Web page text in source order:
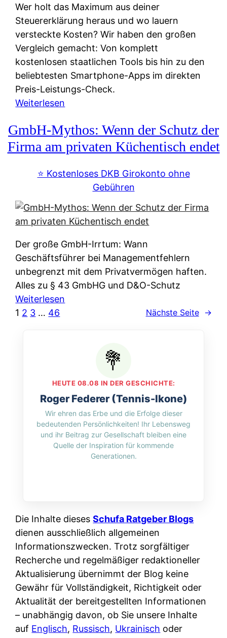
u
n
f
t
e
i
e
W
e
r
s
i
c
h
e
t
n
w
i
r
h
t
e
m
M
I
R
:
W
e
u
d
n
w
l
c
h
e
n
r
n
f
u
n
i
e
r
e
n
r
u
s
s
Wer holt das Maximum aus deiner
Steuererklärung heraus und wo lauern
versteckte Kosten? Wir haben den großen
Vergleich gemacht: Von komplett
kostenlosen staatlichen Tools bis hin zu den
beliebtesten Smartphone-Apps im direkten
Preis-Leistungs-Check.
Weiterlesen
t
e
u
e
r
k
l
ä
u
&
O
n
l
W
t
i
r
GmbH-Mythos: Wenn der Schutz der
Firma am privaten Küchentisch endet
⭐️ Kostenloses DKB Girokonto ohne
Gebühren
Der große GmbH-Irrtum: Wann
Geschäftsführer bei Managementfehlern
unbegrenzt mit dem Privatvermögen haften.
Alles zu § 43 GmbHG und D&O-Schutz
Weiterlesen
M
y
h
o
s
n
d
e
r
S
c
h
u
t
1 2 3 … 46 Nächste Seite →
HEUTE 08.08 IN DER GESCHICHTE:
Roger Federer (Tennis-Ikone)
Wir ehren das Erbe und die Erfolge dieser
bedeutenden Persönlichkeiten! Ihr Lebensweg
und ihr Beitrag zur Gesellschaft bleiben eine
Quelle der Inspiration für kommende
Generationen.
Die Inhalte diesesSchufa Ratgeber Blogs
dienen ausschließlich allgemeinen
Informationszwecken. Trotz sorgfältiger
Recherche und regelmäßiger redaktioneller
Aktualisierung übernimmt der Blog keine
Gewähr für Vollständigkeit, Richtigkeit oder
Aktualität der bereitgestellten Informationen
– unabhängig davon, ob Sie unsere Inhalte
auf Englisch, Russisch, Ukrainisch oder